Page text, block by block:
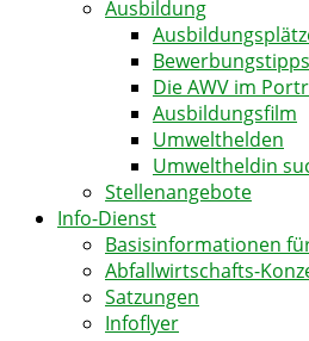
Ausbildung
Bewerbungstipps
Die AWV im
Ausbildungsfilm
Umwelthelden
Umweltheldin
Stellenangebote
Info-Dienst
Basisinformationen
Abfallwirtschafts-
Satzungen
Infoflyer